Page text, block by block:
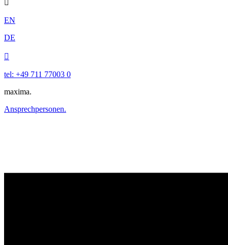

EN
DE

tel: +49 711 77003 0
maxima.
Ansprechpersonen.